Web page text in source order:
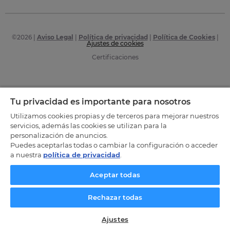
©2026| Aviso Legal Política de privacidad Política de Cookies|
Ajustes de cookies
Certificaciones
Tu privacidad es importante para nosotros
Utilizamos cookies propias y de terceros para mejorar nuestros
servicios, además las cookies se utilizan para la
personalización de anuncios.
Puedes aceptarlas todas o cambiar la configuración o acceder
a nuestra política de privacidad
Aceptar todas
Rechazar todas
Ajustes
SOLICITA INFORMACIÓN